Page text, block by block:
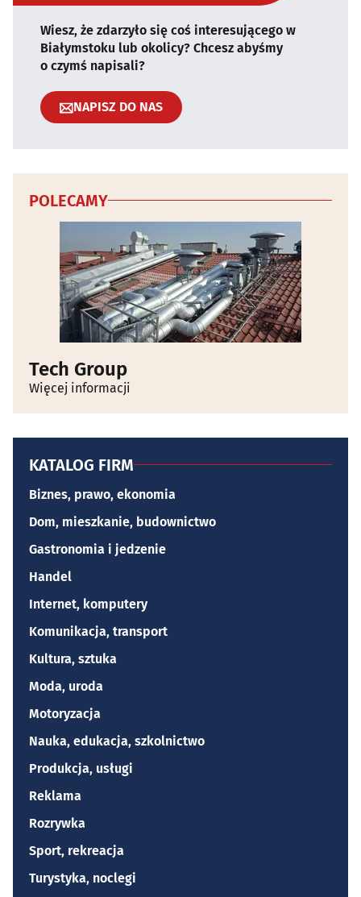
Wiesz, że zdarzyło się coś interesującego w
Białymstoku lub okolicy? Chcesz abyśmy
o czymś napisali?
NAPISZ DO NAS
POLECAMY
Tech Group
Więcej informacji
KATALOG FIRM
Biznes, prawo, ekonomia
Dom, mieszkanie, budownictwo
Gastronomia i jedzenie
Handel
Internet, komputery
Komunikacja, transport
Kultura, sztuka
Moda, uroda
Motoryzacja
Nauka, edukacja, szkolnictwo
Produkcja, usługi
Reklama
Rozrywka
Sport, rekreacja
Turystyka, noclegi